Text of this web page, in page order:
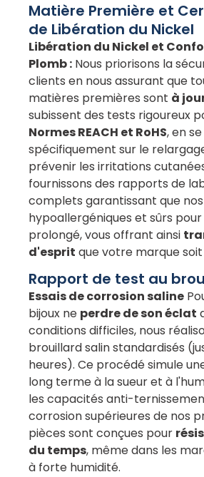
Matière Première et
de Libération du Nickel
Libération du Nickel et
Plomb : Nous priorisons la
clients en nous assurant que
matières premières sont à
subissent des tests rigoureux
Normes REACH et RoHS, en
spécifiquement sur le
prévenir les irritations
fournissons des rapports de
complets garantissant que
hypoallergéniques et sûrs
prolongé, vous offrant ainsi
d'esprit que votre marque
Rapport de test au
Essais de corrosion saline
bijoux ne perdre de son éclat
conditions difficiles, nous
brouillard salin standardisés
heures). Ce procédé simule
long terme à la sueur et à
les capacités anti-
corrosion supérieures de nos
pièces sont conçues pour
du temps, même dans les
à forte humidité.